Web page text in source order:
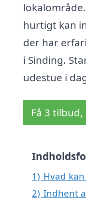
hurtigt kan
der har
i Sinding.
udestue i
Få 3
1) Hvad
2) Indhent